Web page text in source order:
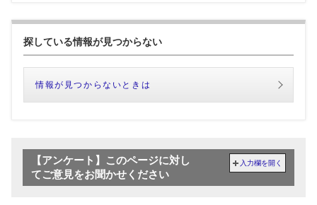
探している情報が見つからない
情報が見つからないときは
【アンケート】このページに対し
てご意見をお聞かせください
入力欄を開く